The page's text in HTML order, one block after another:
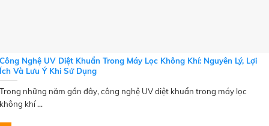
Công Nghệ UV Diệt Khuẩn Trong Máy Lọc Không Khí: Nguyên Lý, Lợi
Ích Và Lưu Ý Khi Sử Dụng
Trong những năm gần đây, công nghệ UV diệt khuẩn trong máy lọc
không khí ...